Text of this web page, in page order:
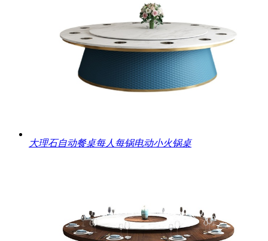
大理石自动餐桌每人每锅电动小火锅桌